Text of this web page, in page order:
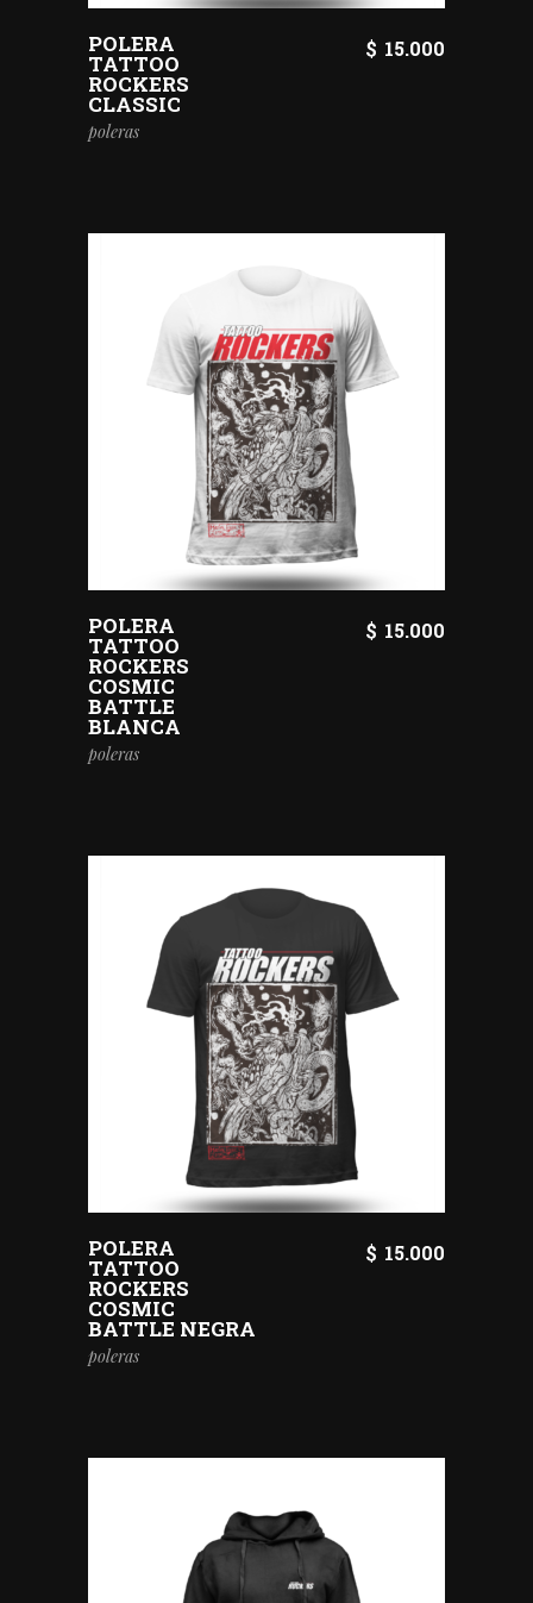
POLERA
TATTOO
ROCKERS
CLASSIC
$ 15.000
poleras
POLERA
TATTOO
ROCKERS
COSMIC
BATTLE
BLANCA
$ 15.000
poleras
POLERA
TATTOO
ROCKERS
COSMIC
BATTLE NEGRA
$ 15.000
poleras